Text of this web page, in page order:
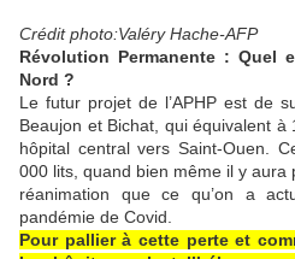
Crédit photo:Valéry Hache-AFP
Révolution Permanente : Quel
Nord ?
Le futur projet de l’APHP est de
Beaujon et Bichat, qui équivalent
hôpital central vers Saint-Ouen.
000 lits, quand bien même il y
réanimation que ce qu’on a
pandémie de Covid.
Pour pallier à cette perte et